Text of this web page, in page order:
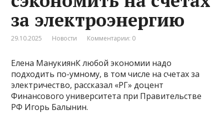
за электроэнергию
29.10.2025 Новости Комментарии: 0
Елена МанукиянК любой экономии надо
подходить по-умному, в том числе на счетах за
электричество, рассказал «РГ» доцент
Финансового университета при Правительстве
РФ Игорь Балынин.